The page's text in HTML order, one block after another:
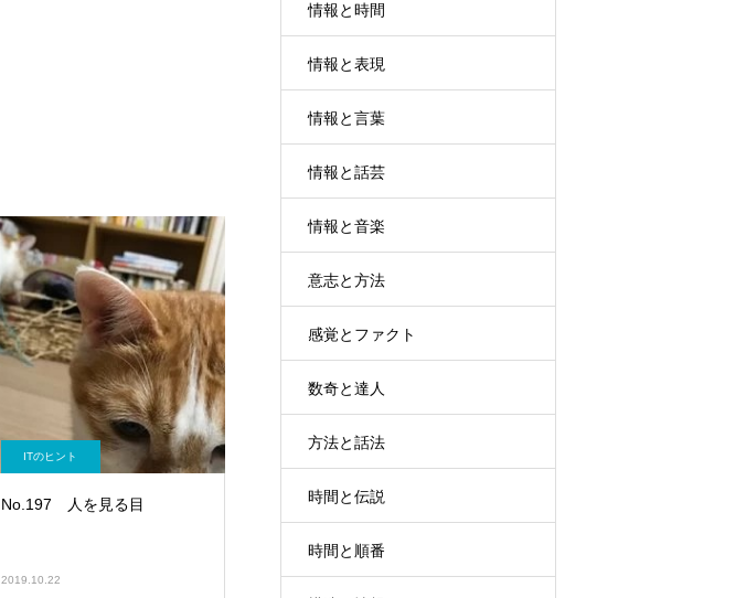
ITのヒント
No.197 人を見る目
2019.10.22
情報と時間
情報と表現
情報と言葉
情報と話芸
情報と音楽
意志と方法
感覚とファクト
数奇と達人
方法と話法
時間と伝説
時間と順番